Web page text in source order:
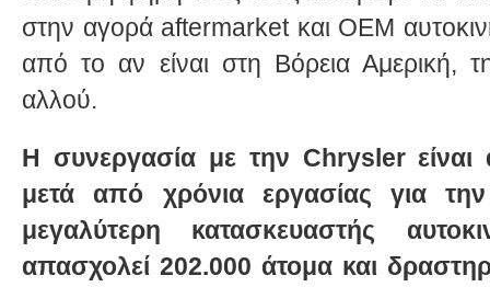
στην αγορά aftermarket και OEM
από το αν είναι στη Βόρεια Αμερική,
αλλού.
Η συνεργασία με την Chrysler είναι
μετά από χρόνια εργασίας για
μεγαλύτερη κατασκευαστής
απασχολεί 202.000 άτομα και